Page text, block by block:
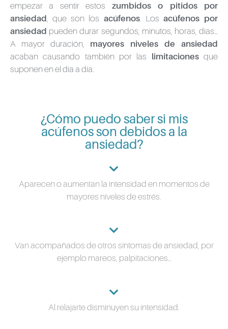
empezar a sentir estos zumbidos o pitidos por
ansiedad , que son los acúfenos. Los acúfenos por
ansiedad pueden durar segundos, minutos, horas, días…
A mayor duración, mayores niveles de ansiedad
acaban causando también por las limitacionesque
suponen en el día a día.
¿Cómo puedo saber si mis
acúfenos son debidos a la
ansiedad?
Aparecen o aumentan la intensidad en momentos de
mayores niveles de estrés.
Van acompañados de otros síntomas de ansiedad, por
ejemplo mareos, palpitaciones…
Al relajarte disminuyen su intensidad.